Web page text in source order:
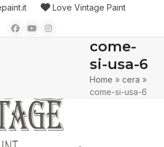
Love Vintage Paint
Facebook
YouTubeInstagram
come-
si-usa-6
Home »cera »
come-si-usa-6